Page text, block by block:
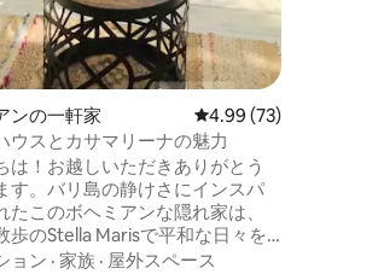
ンの一軒家 レビュー73件、5つ星
4.99 (73)
ウスとカサマリーナの魅力
は！お越しいただきありがとう
す。バリ島の静けさにインスパ
たこのボヘミアンな隠れ家は、
歩のStella Marisで平和な日々を
とをお勧めします。花が咲く
ョン · 家族 · 屋外スペース